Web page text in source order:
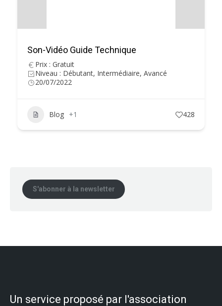
Son-Vidéo Guide Technique
Prix : Gratuit
Niveau : Débutant, Intermédiaire, Avancé
20/07/2022
Blog +1 428
S'abonner à la newsletter
Un service proposé par l'association